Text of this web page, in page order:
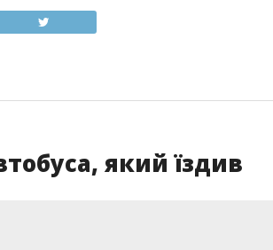
який їздив